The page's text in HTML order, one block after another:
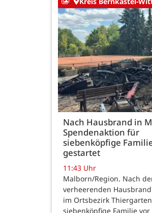
Nach Hausbrand in
Spendenaktion für
siebenköpfige
gestartet
11:43 Uhr
Malborn/Region. Nach
verheerenden Hausbrand
im Ortsbezirk
siebenköpfige Familie vor